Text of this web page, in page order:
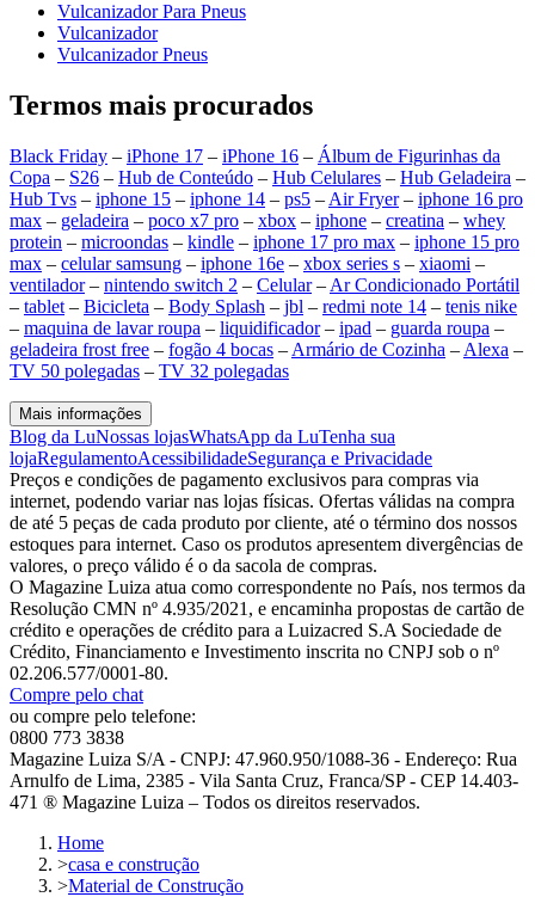
Vulcanizador Para Pneus
Vulcanizador
Vulcanizador Pneus
Termos mais procurados
Black Friday – iPhone 17 – iPhone 16 – Álbum de Figurinhas da
Copa – S26 – Hub de Conteúdo – Hub Celulares – Hub Geladeira –
Hub Tvs – iphone 15 – iphone 14 – ps5 – Air Fryer– iphone 16 pro
max – geladeira – poco x7 pro – xbox – iphone – creatina – whey
protein – microondas – kindle – iphone 17 pro max – iphone 15 pro
max – celular samsung – iphone 16e – xbox series s – xiaomi –
ventilador– nintendo switch 2 – Celular– Ar Condicionado Portátil
– tablet – Bicicleta – Body Splash – jbl – redmi note 14 – tenis nike
– maquina de lavar roupa – liquidificador– ipad – guarda roupa –
geladeira frost free – fogão 4 bocas – Armário de Cozinha – Alexa –
TV 50 polegadas – TV 32 polegadas
Mais informações
Blog da LuNossas lojasWhatsApp da LuTenha sua
lojaRegulamentoAcessibilidadeSegurança e Privacidade
Preços e condições de pagamento exclusivos para compras via
internet, podendo variar nas lojas físicas. Ofertas válidas na compra
de até 5 peças de cada produto por cliente, até o término dos nossos
estoques para internet. Caso os produtos apresentem divergências de
valores, o preço válido é o da sacola de compras.
O Magazine Luiza atua como correspondente no País, nos termos da
Resolução CMN nº 4.935/2021, e encaminha propostas de cartão de
crédito e operações de crédito para a Luizacred S.A Sociedade de
Crédito, Financiamento e Investimento inscrita no CNPJ sob o nº
02.206.577/0001-80.
Compre pelo chat
ou compre pelo telefone:
0800 773 3838
Magazine Luiza S/A - CNPJ: 47.960.950/1088-36 - Endereço: Rua
Arnulfo de Lima, 2385 - Vila Santa Cruz, Franca/SP - CEP 14.403-
471 ® Magazine Luiza – Todos os direitos reservados.
Home
>casa e construção
>Material de Construção